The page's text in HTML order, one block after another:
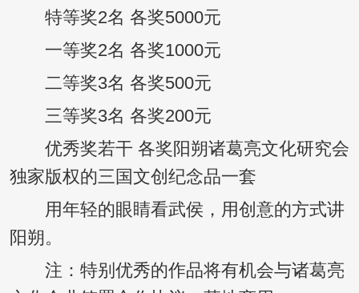
特等奖2名 各奖5000元
一等奖2名 各奖1000元
二等奖3名 各奖500元
三等奖3名 各奖200元
优秀奖若干 各奖阳朔诸葛亮文化研究会
独家版权的三国文创纪念品一套
用年轻的眼睛看武侯，用创意的方式讲
阳朔。
注：特别优秀的作品将有机会与诸葛亮